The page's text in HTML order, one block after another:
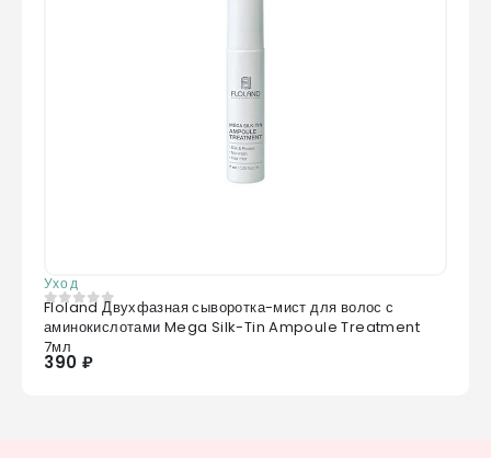
Уход
0из 5
Floland Двухфазная сыворотка-мист для волос с
аминокислотами Mega Silk-Tin Ampoule Treatment
7мл
390 ₽